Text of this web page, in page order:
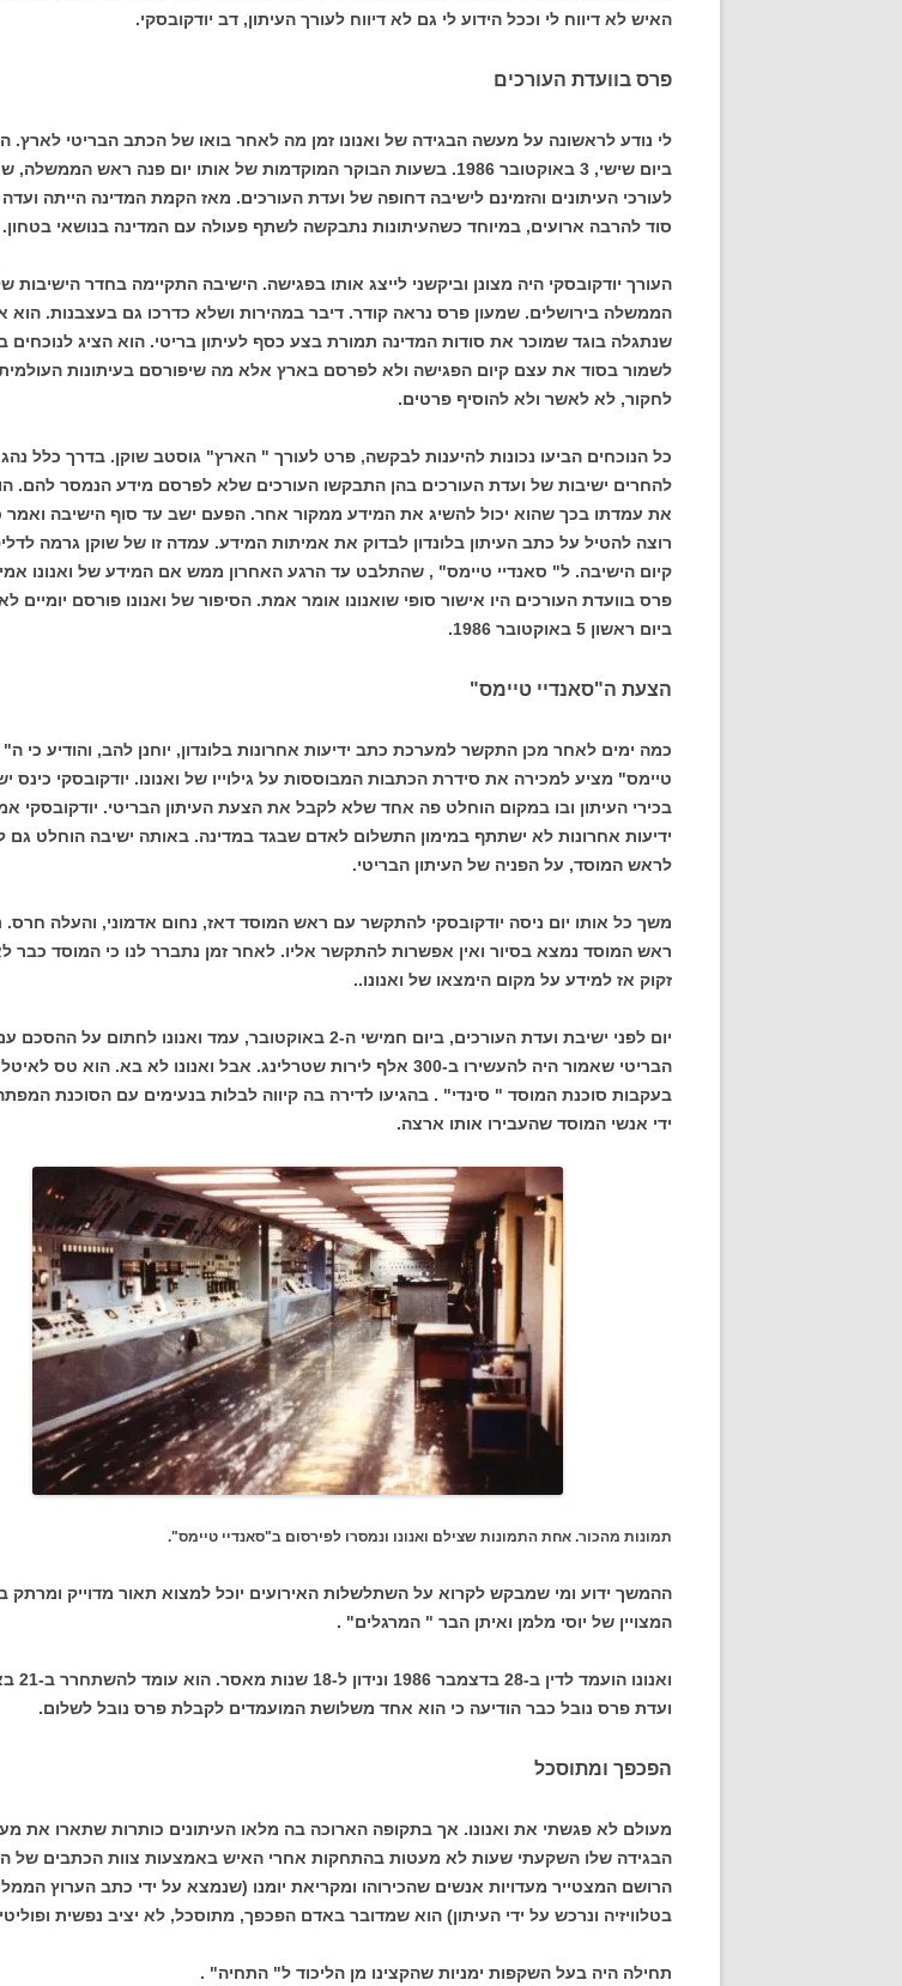
האיש לא דיווח לי וככל הידוע לי גם לא דיווח לעורך העיתון, דב יודקובסקי.
פרס בוועדת העורכים
לי נודע לראשונה על מעשה הבגידה של ואנונו זמן מה לאחר בואו של הכתב הבריטי לארץ.
ביום שישי, 3 באוקטובר 1986. בשעות הבוקר המוקדמות של אותו יום פנה ראש
לעורכי העיתונים והזמינם לישיבה דחופה של ועדת העורכים. מאז הקמת המדינה הייתה
סוד להרבה ארועים, במיוחד כשהעיתונות נתבקשה לשתף פעולה עם המדינה בנושאי בטחון.
העורך יודקובסקי היה מצונן וביקשני לייצג אותו בפגישה. הישיבה התקיימה בחדר הישיבות
הממשלה בירושלים. שמעון פרס נראה קודר. דיבר במהירות ושלא כדרכו גם בעצבנות. הוא
שנתגלה בוגד שמוכר את סודות המדינה תמורת בצע כסף לעיתון בריטי. הוא הציג לנוכחים
לשמור בסוד את עצם קיום הפגישה ולא לפרסם בארץ אלא מה שיפורסם בעיתונות
לחקור, לא לאשר ולא להוסיף פרטים.
כל הנוכחים הביעו נכונות להיענות לבקשה, פרט לעורך " הארץ" גוסטב שוקן. בדרך כלל נהג
להחרים ישיבות של ועדת העורכים בהן התבקשו העורכים שלא לפרסם מידע הנמסר להם.
את עמדתו בכך שהוא יכול להשיג את המידע ממקור אחר. הפעם ישב עד סוף הישיבה ואמר
רוצה להטיל על כתב העיתון בלונדון לבדוק את אמיתות המידע. עמדה זו של שוקן גרמה
קיום הישיבה. ל" סאנדיי טיימס" , שהתלבט עד הרגע האחרון ממש אם המידע של ואנונו
פרס בוועדת העורכים היו אישור סופי שואנונו אומר אמת. הסיפור של ואנונו פורסם יומיים
ביום ראשון 5 באוקטובר 1986.
הצעת ה"סאנדיי טיימס"
כמה ימים לאחר מכן התקשר למערכת כתב ידיעות אחרונות בלונדון, יוחנן להב, והודיע כי ה"
טיימס" מציע למכירה את סידרת הכתבות המבוססות על גילוייו של ואנונו. יודקובסקי כינס
בכירי העיתון ובו במקום הוחלט פה אחד שלא לקבל את הצעת העיתון הבריטי. יודקובסקי
ידיעות אחרונות לא ישתתף במימון התשלום לאדם שבגד במדינה. באותה ישיבה הוחלט גם
לראש המוסד, על הפניה של העיתון הבריטי.
משך כל אותו יום ניסה יודקובסקי להתקשר עם ראש המוסד דאז, נחום אדמוני, והעלה חרס.
ראש המוסד נמצא בסיור ואין אפשרות להתקשר אליו. לאחר זמן נתברר לנו כי המוסד כבר
זקוק אז למידע על מקום הימצאו של ואנונו..
יום לפני ישיבת ועדת העורכים, ביום חמישי ה-2 באוקטובר, עמד ואנונו לחתום על
הבריטי שאמור היה להעשירו ב-300 אלף לירות שטרלינג. אבל ואנונו לא בא. הוא טס
בעקבות סוכנת המוסד " סינדי" . בהגיעו לדירה בה קיווה לבלות בנעימים עם הסוכנת
ידי אנשי המוסד שהעבירו אותו ארצה.
תמונות מהכור. אחת התמונות שצילם ואנונו ונמסרו לפירסום ב"סאנדיי טיימס".
ההמשך ידוע ומי שמבקש לקרוא על השתלשלות האירועים יוכל למצוא תאור מדוייק ומרתק
המצויין של יוסי מלמן ואיתן הבר " המרגלים" .
ואנונו הועמד
ועדת פרס נובל כבר הודיעה כי הוא אחד משלושת המועמדים לקבלת פרס נובל לשלום.
הפכפך ומתוסכל
מעולם לא פגשתי את ואנונו. אך בתקופה הארוכה בה מלאו העיתונים כותרות שתארו את
הבגידה שלו השקעתי שעות לא מעטות בהתחקות אחרי האיש באמצעות צוות הכתבים של
הרושם המצטייר מעדויות אנשים שהכירוהו ומקריאת יומנו (שנמצא על ידי כתב הערוץ
בטלוויזיה ונרכש על ידי העיתון) הוא שמדובר באדם הפכפך, מתוסכל, לא יציב נפשית
תחילה היה בעל השקפות ימניות שהקצינו מן הליכוד ל" התחיה" .